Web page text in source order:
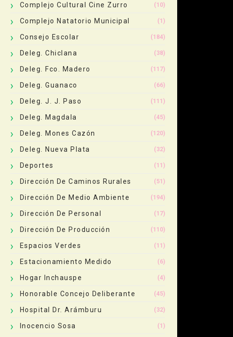
Complejo Cultural Cine Zurro (10)
Complejo Natatorio Municipal (1)
Consejo Escolar (184)
Deleg. Chiclana (38)
Deleg. Fco. Madero (117)
Deleg. Guanaco (66)
Deleg. J. J. Paso (111)
Deleg. Magdala (45)
Deleg. Mones Cazón (120)
Deleg. Nueva Plata (32)
Deportes (11)
Dirección De Caminos Rurales (51)
Dirección De Medio Ambiente (194)
Dirección De Personal (17)
Dirección De Producción (110)
Espacios Verdes (11)
Estacionamiento Medido (6)
Hogar Inchauspe (4)
Honorable Concejo Deliberante (45)
Hospital Dr. Arámburu (32)
Inocencio Sosa (1)